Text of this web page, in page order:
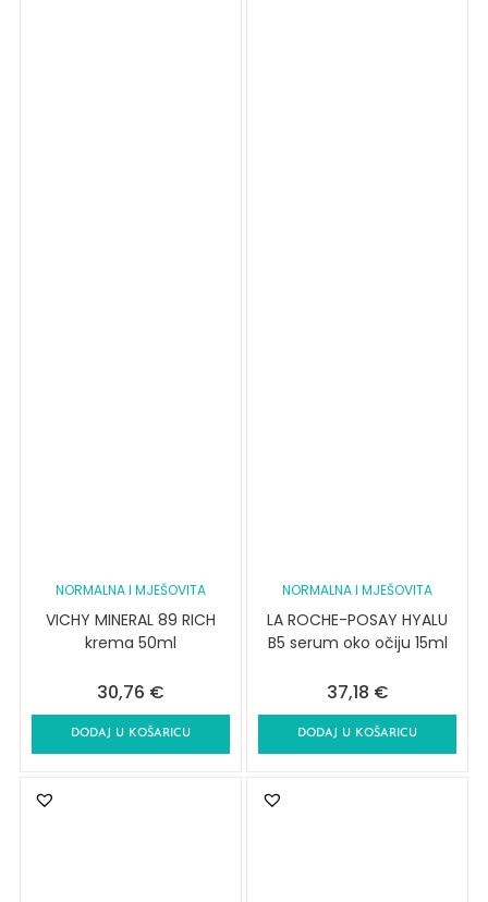
NORMALNA I MJEŠOVITA
VICHY MINERAL 89 RICH
krema 50ml
30,76 €
DODAJ U KOŠARICU
NORMALNA I MJEŠOVITA
LA ROCHE-POSAY HYALU
B5 serum oko očiju 15ml
37,18 €
DODAJ U KOŠARICU